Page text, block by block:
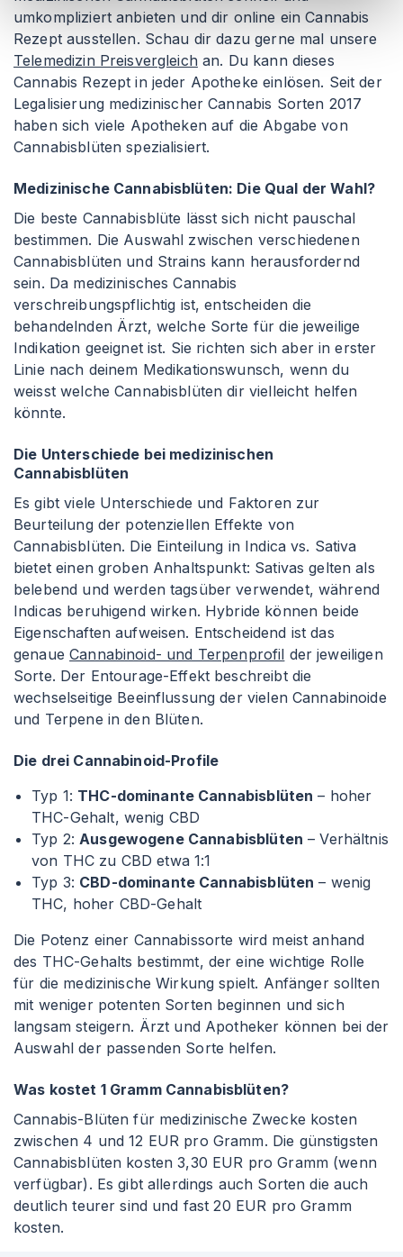
umkompliziert anbieten und dir online ein Cannabis
Rezept ausstellen. Schau dir dazu gerne mal unsere
Telemedizin Preisvergleich an. Du kann dieses
Cannabis Rezept in jeder Apotheke einlösen. Seit der
Legalisierung medizinischer Cannabis Sorten 2017
haben sich viele Apotheken auf die Abgabe von
Cannabisblüten spezialisiert.
Medizinische Cannabisblüten: Die Qual der Wahl?
Die beste Cannabisblüte lässt sich nicht pauschal
bestimmen. Die Auswahl zwischen verschiedenen
Cannabisblüten und Strains kann herausfordernd
sein. Da medizinisches Cannabis
verschreibungspflichtig ist, entscheiden die
behandelnden Ärzt, welche Sorte für die jeweilige
Indikation geeignet ist. Sie richten sich aber in erster
Linie nach deinem Medikationswunsch, wenn du
weisst welche Cannabisblüten dir vielleicht helfen
könnte.
Die Unterschiede bei medizinischen
Cannabisblüten
Es gibt viele Unterschiede und Faktoren zur
Beurteilung der potenziellen Effekte von
Cannabisblüten. Die Einteilung in Indica vs. Sativa
bietet einen groben Anhaltspunkt: Sativas gelten als
belebend und werden tagsüber verwendet, während
Indicas beruhigend wirken. Hybride können beide
Eigenschaften aufweisen. Entscheidend ist das
genaueCannabinoid- und Terpenprofil der jeweiligen
Sorte. Der Entourage-Effekt beschreibt die
wechselseitige Beeinflussung der vielen Cannabinoide
und Terpene in den Blüten.
Die drei Cannabinoid-Profile
Typ 1: THC-dominante Cannabisblüten – hoher
THC-Gehalt, wenig CBD
Typ 2:Ausgewogene Cannabisblüten – Verhältnis
von THC zu CBD etwa 1:1
Typ 3: CBD-dominante Cannabisblüten – wenig
THC, hoher CBD-Gehalt
Die Potenz einer Cannabissorte wird meist anhand
des THC-Gehalts bestimmt, der eine wichtige Rolle
für die medizinische Wirkung spielt. Anfänger sollten
mit weniger potenten Sorten beginnen und sich
langsam steigern. Ärzt und Apotheker können bei der
Auswahl der passenden Sorte helfen.
Was kostet 1 Gramm Cannabisblüten?
Cannabis-Blüten für medizinische Zwecke kosten
zwischen 4 und 12 EUR pro Gramm. Die günstigsten
Cannabisblüten kosten 3,30 EUR pro Gramm (wenn
verfügbar). Es gibt allerdings auch Sorten die auch
deutlich teurer sind und fast 20 EUR pro Gramm
kosten.